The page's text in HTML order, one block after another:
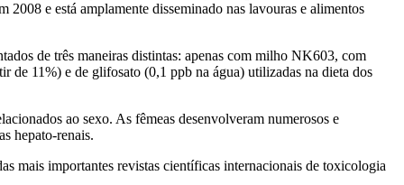
e está amplamente disseminado nas lavouras e alimentos
de três maneiras distintas: apenas com milho NK603, com
11%) e de glifosato (0,1 ppb na água) utilizadas na dieta dos
ao sexo. As fêmeas desenvolveram numerosos e
hepato-renais.
mais importantes revistas científicas internacionais de toxicologia